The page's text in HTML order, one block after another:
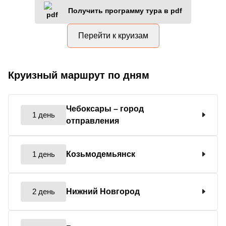
Получить программу тура в pdf
Перейти к круизам
Круизный маршрут по дням
1 день
Чебоксары – город
отправления
1 день Козьмодемьянск
2 день Нижний Новгород